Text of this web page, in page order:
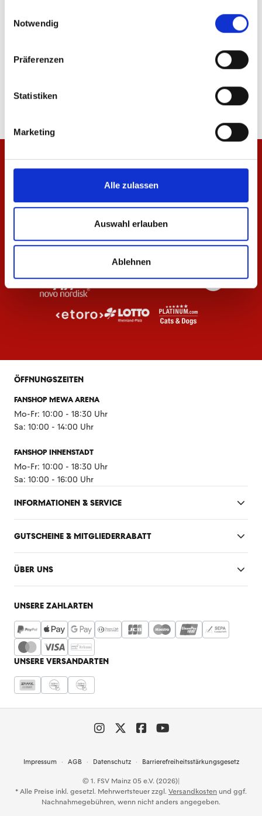
Notwendig
Präferenzen
Statistiken
Marketing
Alle zulassen
Auswahl erlauben
Ablehnen
T-Shirt Essentials Anthrazit Damen T-Shirt Essentials
ÖFFNUNGSZEITEN
FANSHOP MEWA ARENA
Mo-Fr: 10:00 - 18:30 Uhr
Sa: 10:00 - 14:00 Uhr
FANSHOP INNENSTADT
Mo-Fr: 10:00 - 18:30 Uhr
Sa: 10:00 - 16:00 Uhr
INFORMATIONEN & SERVICE
GUTSCHEINE & MITGLIEDERRABATT
ÜBER UNS
UNSERE ZAHLARTEN
UNSERE VERSANDARTEN
Impressum AGB Datenschutz Barrierefreiheitsstärkungsgesetz
© 1. FSV Mainz 05 e.V. (2026)|
* Alle Preise inkl. gesetzl. Mehrwertsteuer zzgl. Versandkosten und ggf.
Nachnahmegebühren, wenn nicht anders angegeben.